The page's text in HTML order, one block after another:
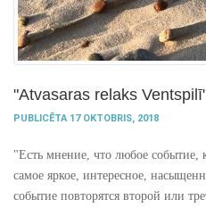
"Atvasaras relaks
PUBLICĒTA 17 OKTOBRIS, 2018
"Есть мнение, что любое событие,
самое яркое, интересное,
событие повторятся второй или